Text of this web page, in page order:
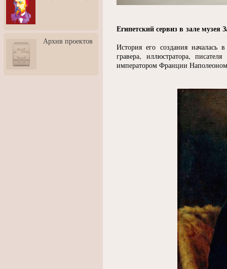
3: Обусловленности
человека и их влияние на
карьеру
скульптором Дмитрием
Тугариновым
АртБульвар в День города
Архив проектов
Египетский сервиз в зале музея
История его создания
гравера, иллюстратора,
императором Франции